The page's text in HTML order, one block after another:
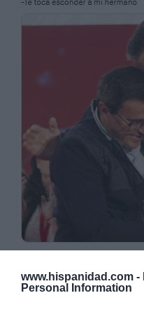
www.hispanidad.com -
Personal Information